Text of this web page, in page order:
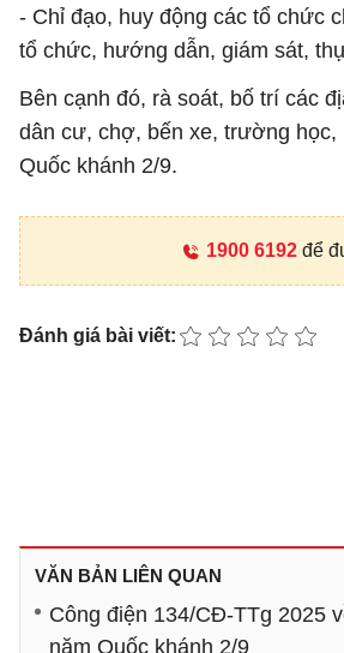
- Chỉ đạo, huy động các tổ chức
tổ chức, hướng dẫn, giám sát,
Bên cạnh đó, rà soát, bố trí các
dân cư, chợ, bến xe, trường học,
Quốc khánh 2/9.
1900 6192để
Đánh giá bài viết:
VĂN BẢN LIÊN QUAN
Công điện 134/CĐ-TTg 2025
năm Quốc khánh 2/9